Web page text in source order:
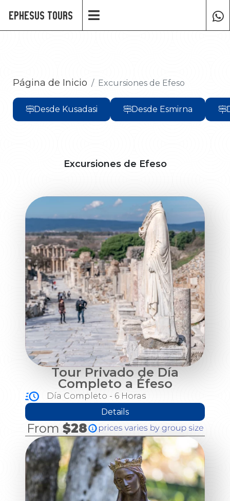
Ephesus Tours
Página de Inicio Excursiones de Efeso
Desde Kusadasi Desde Esmirna
Excursiones de Efeso
Tour Privado de Día
Completo a Éfeso
Día Completo - 6 Horas
Details
From $28